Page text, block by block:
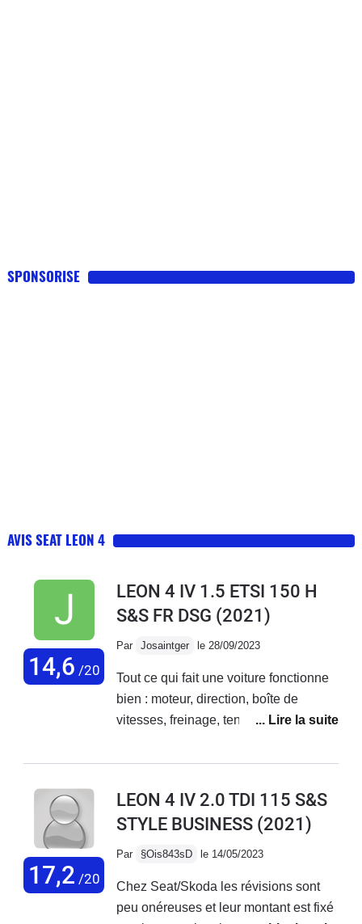
SPONSORISE
AVIS SEAT LEON 4
14,6 /20
LEON 4 IV 1.5 ETSI 150 H
S&S FR DSG (2021)
Par Josaintger le 28/09/2023
Tout ce qui fait une voiture fonctionne
bien : moteur, direction, boîte de
vitesses, freinage, tenue de route,
voiture en console de jeu ambulante
tour ! En général, il suffit de s'arrêter,
descendre, verrouiller les portes puis
arriver à 130 sur autoroute avec une
coupure de l'insupportable regulateur
17,2 /20
LEON 4 IV 2.0 TDI 115 S&S
STYLE BUSINESS (2021)
Par §Ois843sD le 14/05/2023
Chez Seat/Skoda les révisions sont
peu onéreuses et leur montant est fixé